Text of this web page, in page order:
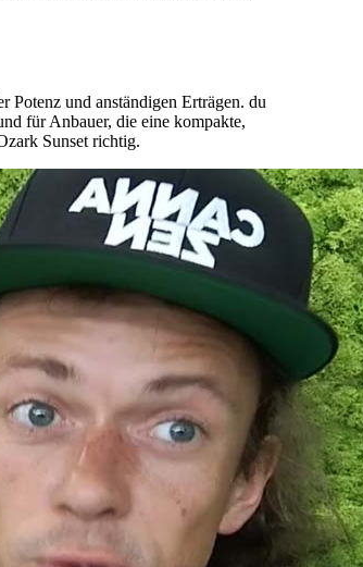
Potenz und anständigen Erträgen. du
für Anbauer, die eine kompakte,
Sunset richtig.